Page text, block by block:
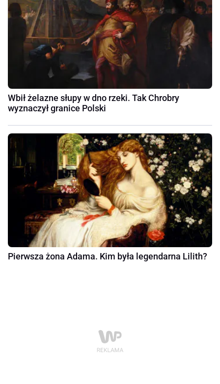
Wbił żelazne słupy w dno rzeki. Tak Chrobry
wyznaczył granice Polski
Pierwsza żona Adama. Kim była legendarna Lilith?